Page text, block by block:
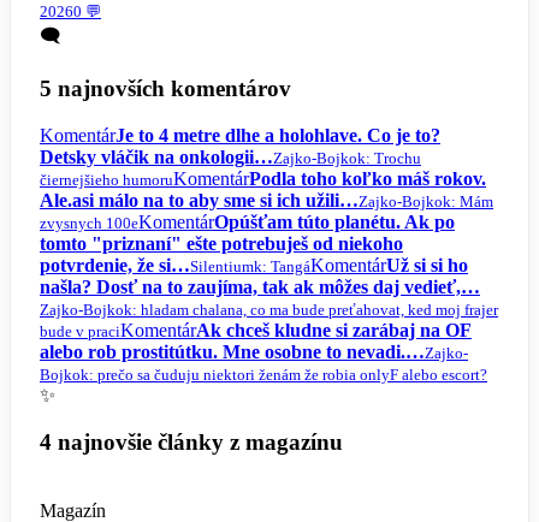
20260 💬
🗨️
5 najnovších komentárov
KomentárJe to 4 metre dlhe a holohlave. Co je to?
Detsky vláčik na onkologii…Zajko-Bojkok: Trochu
čiernejšieho humoruKomentárPodla toho koľko máš rokov.
Ale.asi málo na to aby sme si ich užili…Zajko-Bojkok: Mám
zvysnych 100eKomentárOpúšťam túto planétu. Ak po
tomto "priznaní" ešte potrebuješ od niekoho
potvrdenie, že si…Silentiumk: TangáKomentárUž si si ho
našla? Dosť na to zaujíma, tak ak môžes daj vedieť,…
Zajko-Bojkok: hladam chalana, co ma bude preťahovat, ked moj frajer
bude v praciKomentárAk chceš kludne si zarábaj na OF
alebo rob prostitútku. Mne osobne to nevadi.…Zajko-
Bojkok: prečo sa čuduju niektori ženám že robia onlyF alebo escort?
✨
4 najnovšie články z magazínu
Magazín